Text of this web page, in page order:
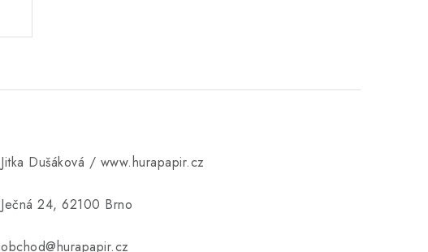
Jitka Dušáková / www.hurapapir.cz
Ječná 24, 62100 Brno
obchod@hurapapir.cz